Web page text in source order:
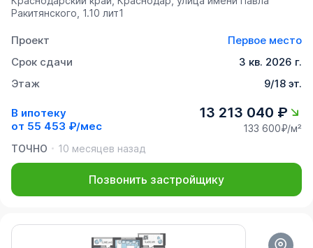
Ракитянского, 1.10 лит1
Проект
Первое место
Срок сдачи
3 кв. 2026 г.
Этаж
9/18 эт.
В ипотеку
от 55 453 ₽/мес
13 213 040 ₽
133 600₽/м²
ТОЧНО
10 месяцев назад
Позвонить застройщику